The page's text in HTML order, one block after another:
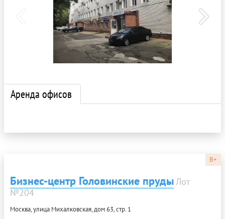
Аренда офисов
B+
Бизнес-центр Головинские прудыЛот
№204
Москва, улица Михалковская, дом 63, стр. 1